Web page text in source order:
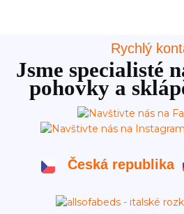
Rychlý
Jsme specialisté
pohovky a
Česká republika